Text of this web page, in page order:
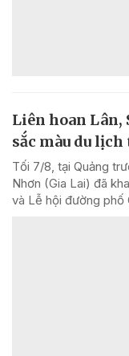
Liên hoan Lân,
sắc màu du
Tối 7/8, tại Quảng
Nhơn (Gia Lai) đã
và Lễ hội đường phố